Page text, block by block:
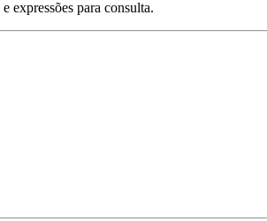
expressões para consulta.